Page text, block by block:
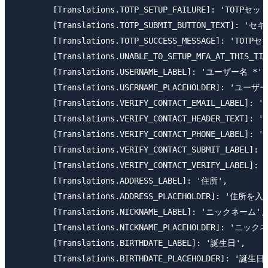
[Translations.TOTP_SETUP_FAILURE]: 'TOTPセット
[Translations.TOTP_SUBMIT_BUTTON_TEXT]: 'セキ
[Translations.TOTP_SUCCESS_MESSAGE]: 'TOTPセッ
        [Translations.USERNAME_LABEL]: 'ユーザー名 *',
[Translations.USERNAME_PLACEHOLDER]: 'ユーザー
[Translations.VERIFY_CONTACT_EMAIL_LABEL]: 'E
[Translations.VERIFY_CONTACT_HEADER_TEXT]: 'ア
[Translations.VERIFY_CONTACT_PHONE_LABEL]: '
[Translations.VERIFY_CONTACT_SUBMIT_LABEL]: '
[Translations.VERIFY_CONTACT_VERIFY_LABEL]: '
        [Translations.ADDRESS_LABEL]: '住所',
[Translations.ADDRESS_PLACEHOLDER]: '住所を入
        [Translations.NICKNAME_LABEL]: 'ニックネーム',
[Translations.NICKNAME_PLACEHOLDER]: 'ニックネ
        [Translations.BIRTHDATE_LABEL]: '誕生日',
[Translations.BIRTHDATE_PLACEHOLDER]: '誕生日